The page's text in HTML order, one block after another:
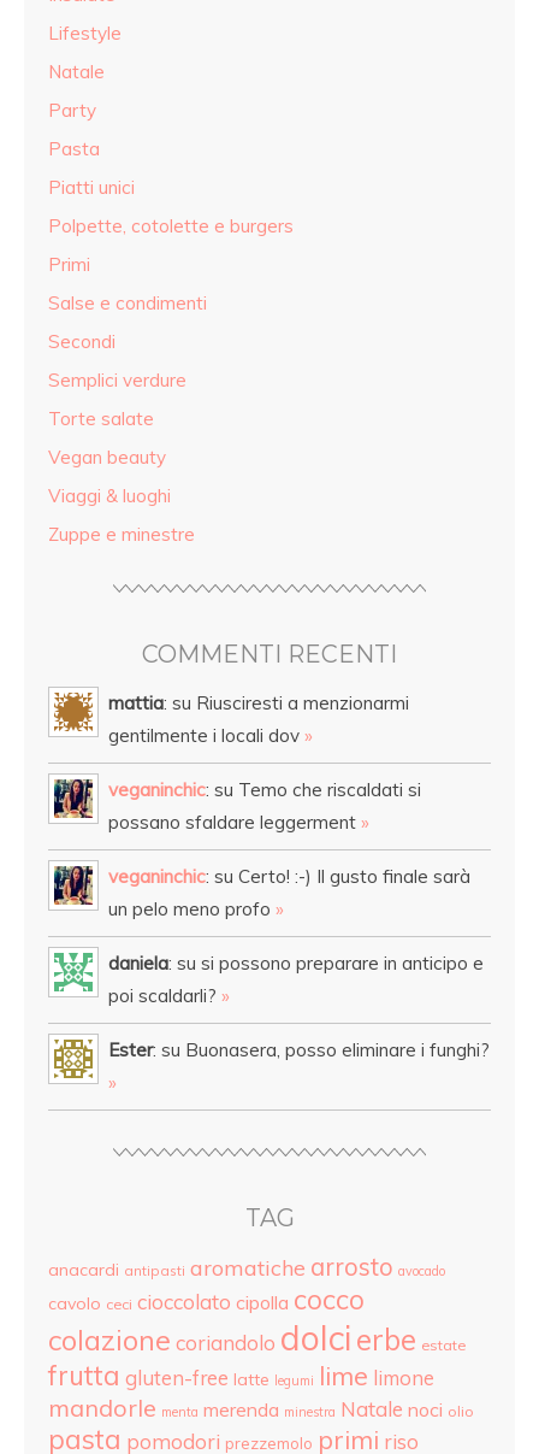
Lifestyle
Natale
Party
Pasta
Piatti unici
Polpette, cotolette e burgers
Primi
Salse e condimenti
Secondi
Semplici verdure
Torte salate
Vegan beauty
Viaggi & luoghi
Zuppe e minestre
COMMENTI RECENTI
mattia: su Riusciresti a menzionarmi
gentilmente i locali dov »
veganinchic: su Temo che riscaldati si
possano sfaldare leggerment »
veganinchic: su Certo! :-) Il gusto finale sarà
un pelo meno profo »
daniela: su si possono preparare in anticipo e
poi scaldarli? »
Ester: su Buonasera, posso eliminare i funghi?
»
TAG
anacardi antipasti aromatiche arrosto avocado
cavolo ceci cioccolato cipolla cocco
colazione coriandolo dolci erbe estate
frutta gluten-free latte legumi lime limone
mandorle menta merenda minestra Natale noci olio
pasta pomodori prezzemolo primi riso